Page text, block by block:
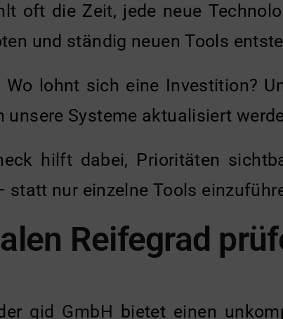
oft die Zeit, jede neue
und ständig neuen Tools
lohnt sich eine Investition?
Systeme aktualisiert
hilft dabei, Prioritäten
statt nur einzelne Tools
Reifegrad
gid GmbH bietet einen